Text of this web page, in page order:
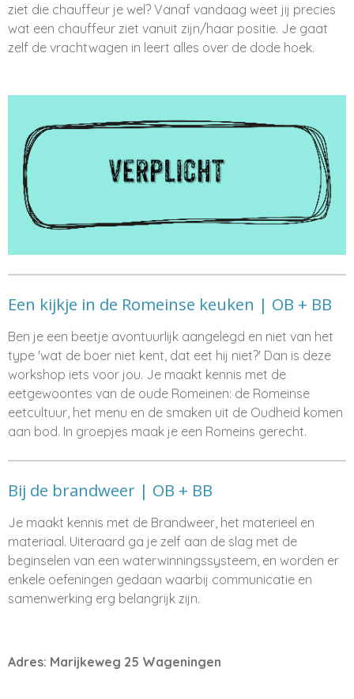
ziet die chauffeur je wel? Vanaf vandaag weet jij precies
wat een chauffeur ziet vanuit zijn/haar positie. Je gaat
zelf de vrachtwagen in leert alles over de dode hoek.
Een kijkje in de Romeinse keuken | OB + BB
Ben je een beetje avontuurlijk aangelegd en niet van het
type 'wat de boer niet kent, dat eet hij niet?' Dan is deze
workshop iets voor jou. Je maakt kennis met de
eetgewoontes van de oude Romeinen: de Romeinse
eetcultuur, het menu en de smaken uit de Oudheid komen
aan bod. In groepjes maak je een Romeins gerecht.
Bij de brandweer | OB + BB
Je maakt kennis met de Brandweer, het materieel en
materiaal. Uiteraard ga je zelf aan de slag met de
beginselen van een waterwinningssysteem, en worden er
enkele oefeningen gedaan waarbij communicatie en
samenwerking erg belangrijk zijn.
Adres: Marijkeweg 25 Wageningen